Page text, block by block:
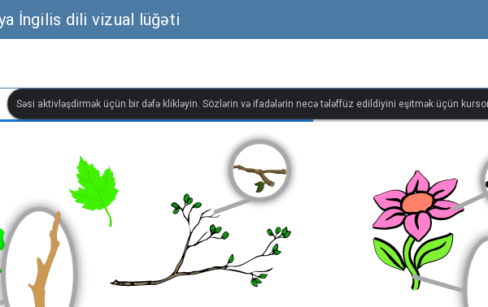
İngilis dili vizual lüğəti
Səsi aktivləşdirmək üçün bir dəfə klikləyin. Sözlərin və ifadələrin necə tələffüz edildiyini eşitmək üçün